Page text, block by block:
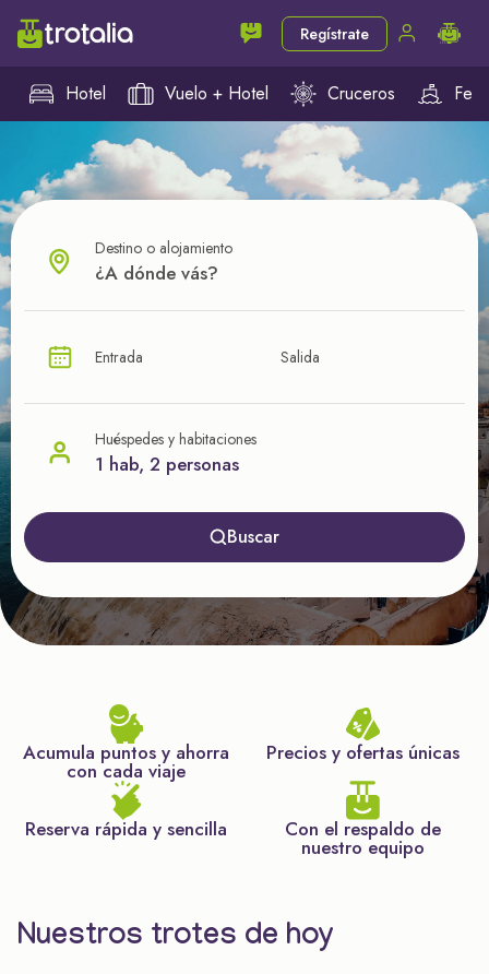
Regístrate
Hotel Vuelo + Hotel Cruceros
¿CUÁL VA A SER TU PRÓXIMO TROTE?
nuestras ofertas
Destino o alojamiento
Entrada Salida
Huéspedes y habitaciones
1 hab, 2 personas
Buscar
Acumula puntos y ahorra
con cada viaje
Precios y ofertas únicas
Reserva rápida y sencilla Con el respaldo de
nuestro equipo
Nuestros trotes de hoy